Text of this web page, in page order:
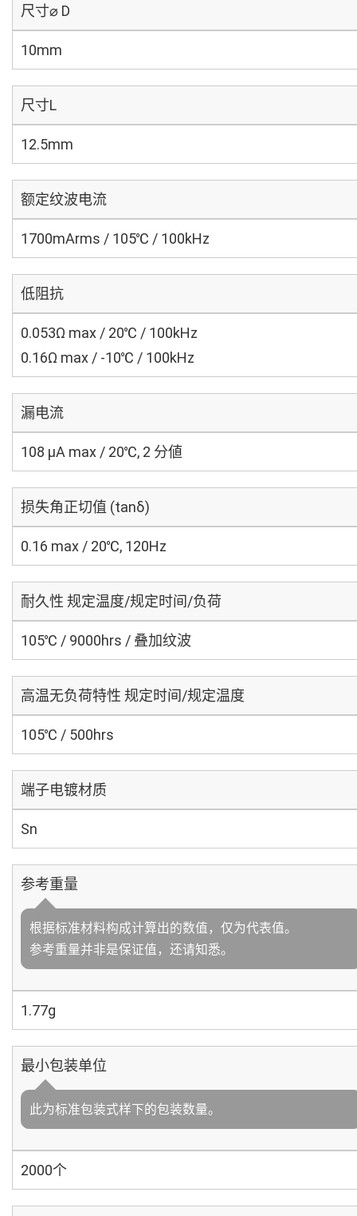
尺寸⌀ D
10mm
尺寸L
12.5mm
额定纹波电流
1700mArms / 105℃ / 100kHz
低阻抗
0.053Ω max / 20℃ / 100kHz
0.16Ω max / -10℃ / 100kHz
漏电流
108 μA max / 20℃, 2 分値
损失角正切值 (tanδ)
0.16 max / 20℃, 120Hz
耐久性 规定温度/规定时间/负荷
105℃ / 9000hrs / 叠加纹波
高温无负荷特性 规定时间/规定温度
105℃ / 500hrs
端子电镀材质
Sn
参考重量
根据标准材料构成计算出的数值，仅为代表值。
参考重量并非是保证值，还请知悉。
1.77g
最小包装单位
此为标准包装式样下的包装数量。
2000个